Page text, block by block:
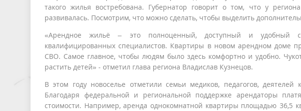
такого жилья востребована. Губернатор говорит о том, что у
развивалась. Посмотрим, что можно сделать, чтобы выделить
«Арендное жильё – это полноценный, доступный и удобный
квалифицированных специалистов. Квартиры в новом арендном доме
СВО. Самое главное, чтобы людям было здесь комфортно и удобно.
растить детей» - отметил глава региона Владислав Кузнецов.
В этом году новоселье отметили семьи медиков, педагогов,
Благодаря федеральной и региональной поддержке арендаторы
стоимости. Например, аренда однокомнатной квартиры площадью 36,5